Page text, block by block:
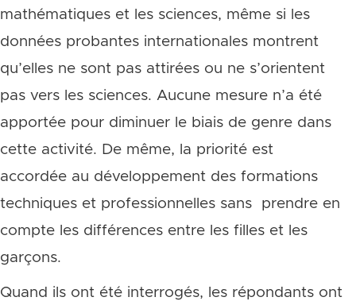
mathématiques et les sciences, même si les
données probantes internationales montrent
qu’elles ne sont pas attirées ou ne s’orientent
pas vers les sciences. Aucune mesure n’a été
apportée pour diminuer le biais de genre dans
cette activité. De même, la priorité est
accordée au développement des formations
techniques et professionnelles sans prendre en
compte les différences entre les filles et les
garçons.
Quand ils ont été interrogés, les répondants ont